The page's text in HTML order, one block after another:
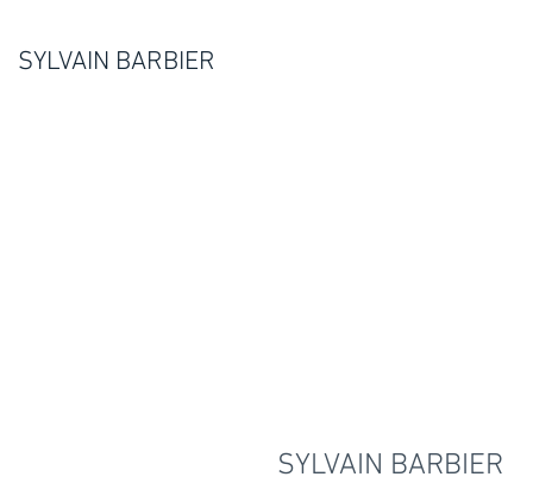
SYLVAIN BARBIER
SYLVAIN BARBIER